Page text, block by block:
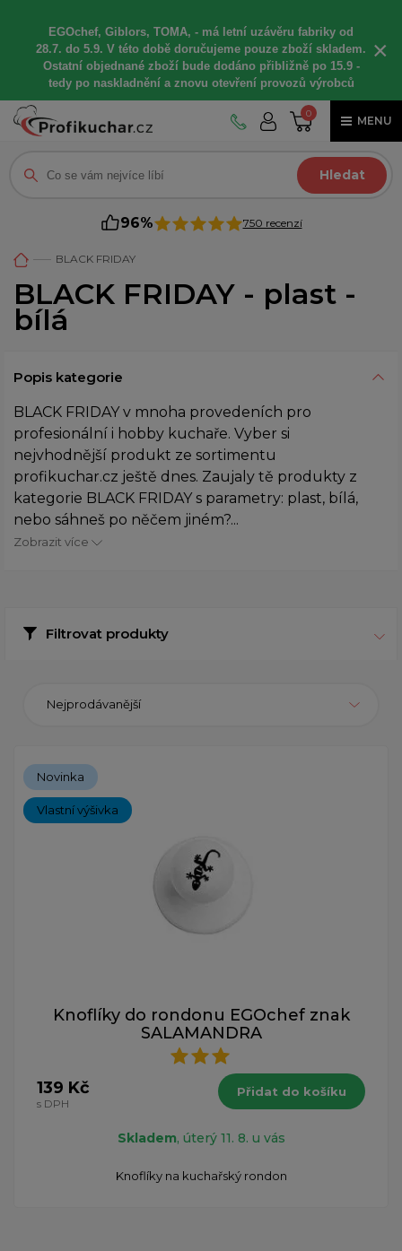
EGOchef, Giblors, TOMA, - má letní uzávěru fabriky od
28.7. do 5.9. V této době doručujeme pouze zboží skladem.
Ostatní objednané zboží bude dodáno přibližně po 15.9 -
tedy po naskladnění a znovu otevření provozů výrobců
×
0
MENU
Hledat
96% 750 recenzí
BLACK FRIDAY
BLACK FRIDAY - plast -
bílá
Popis kategorie
BLACK FRIDAY v mnoha provedeních pro
profesionální i hobby kuchaře. Vyber si
nejvhodnější produkt ze sortimentu
profikuchar.cz ještě dnes. Zaujaly tě produkty z
kategorie BLACK FRIDAY s parametry: plast, bílá,
nebo sáhneš po něčem jiném?...
Zobrazit více
Filtrovat produkty
Nejprodávanější
Novinka
Vlastní výšivka
Knoflíky do rondonu EGOchef znak
SALAMANDRA
139 Kč
s DPH
Přidat do košíku
Skladem, úterý 11. 8. u vás
Knoflíky na kuchařský rondon